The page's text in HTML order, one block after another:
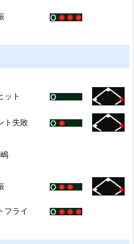
ット
ト失敗
フライ